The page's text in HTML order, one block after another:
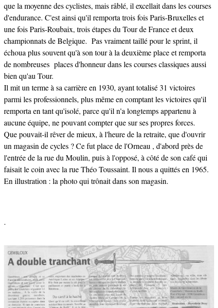
que la moyenne des cyclistes, mais râblé, il excellait dans les courses
d'endurance. C'est ainsi qu'il remporta trois fois Paris-Bruxelles et
une fois Paris-Roubaix, trois étapes du Tour de France et deux
championnats de Belgique. Pas vraiment taillé pour le sprint, il
échoua plus souvent qu'à son tour à la deuxième place et remporta
de nombreuses places d'honneur dans les courses classiques aussi
bien qu'au Tour.
Il mit un terme à sa carrière en 1930, ayant totalisé 31 victoires
parmi les professionnels, plus même en comptant les victoires qu'il
remporta en tant qu'isolé, parce qu'il n'a longtemps appartenu à
aucune équipe, ne pouvant compter que sur ses propres forces.
Que pouvait-il rêver de mieux, à l'heure de la retraite, que d'ouvrir
un magasin de cycles ? Ce fut place de l'Orneau , d'abord près de
l'entrée de la rue du Moulin, puis à l'opposé, à côté de son café qui
faisait le coin avec la rue Théo Toussaint. Il nous a quittés en 1965.
En illustration : la photo qui trônait dans son magasin.
.